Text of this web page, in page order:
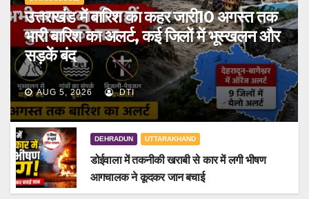
उत्तराखंड में बारिश का कहर जारी10 अगस्त तक
भारी बारिश का अलर्ट, कई जिलों में भूस्खलन और
सड़कें बंद
AUG 5, 2026 DTI
DEHRADUN UTTARAKHAND
डोईवाला में तकनीकी खराबी से कार में लगी भीषण
आगचालक ने कूदकर जान बचाई